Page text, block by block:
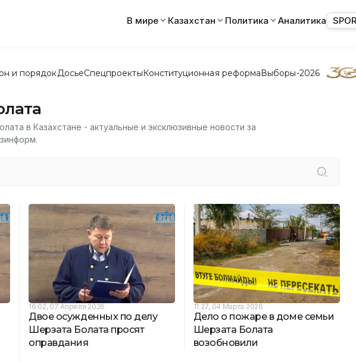
В мире Казахстан Политика Аналитика
и порядок ДосьеСпецпроектыКонституционная реформаВыборы-2026
в Казахстане - актуальные и эксклюзивные новости за
16:02, 07 Апреля 2026
Двое осужденных по делу
Шерзата Болата просят
оправдания
11:27, 04 Марта 2026
Дело о пожаре в доме семьи
Шерзата Болата
возобновили